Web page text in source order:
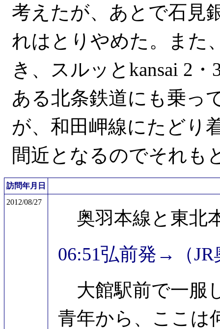
考えたが、あとで石見
れはとりやめた。また
き、スルッとkansai 2
ある北条鉄道にも乗っ
が、和田岬線にたどり
間近となるのでそれも
訪問年月日
2012/08/27
奥羽本線と東北
06:51弘前発→（
大館駅前で一服
青年から、ここは